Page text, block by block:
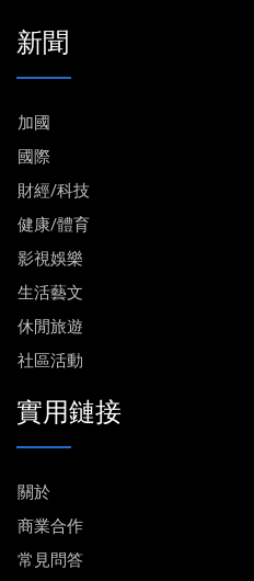
新聞
加國
國際
財經/科技
健康/體育
影視娛樂
生活藝文
休閒旅遊
社區活動
實用鏈接
關於
商業合作
常見問答